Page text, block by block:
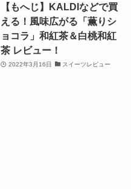
【もへじ】KALDIなどで買
える！風味広がる「薫りシ
ョコラ」和紅茶＆白桃和紅
茶 レビュー！
2022年3月16日 スイーツレビュー